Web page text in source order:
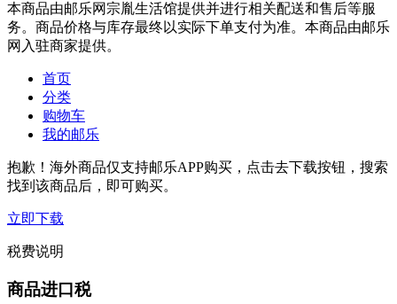
本商品由邮乐网宗胤生活馆提供并进行相关配送和售后等服
务。商品价格与库存最终以实际下单支付为准。本商品由邮乐
网入驻商家提供。
首页
分类
购物车
我的邮乐
抱歉！海外商品仅支持邮乐APP购买，点击去下载按钮，搜索
找到该商品后，即可购买。
立即下载
税费说明
商品进口税